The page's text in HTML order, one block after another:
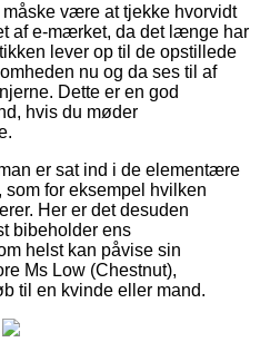
være at tjekke hvorvidt
af e-mærket, da det længe har
lever op til de opstillede
nu og da ses til af
Dette er en god
hvis du møder
er sat ind i de elementære
for eksempel hvilken
Her er det desuden
bibeholder ens
helst kan påvise sin
Ms Low (Chestnut),
til en kvinde eller mand.